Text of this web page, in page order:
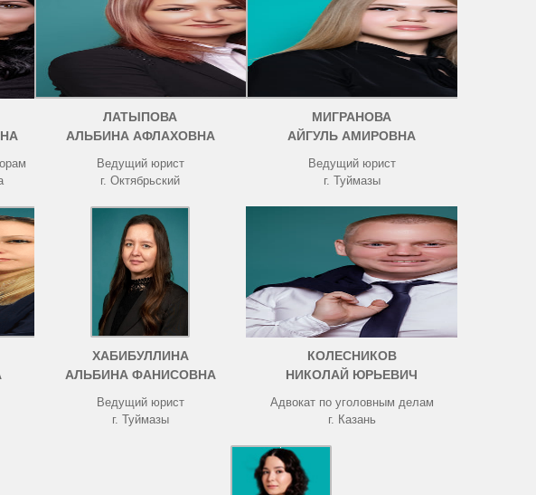
ЛАТЫПОВА
АЛЬБИНА АФЛАХОВНА
Ведущий юрист
г. Октябрьский
МИГРАНОВА
АЙГУЛЬ АМИРОВНА
Ведущий юрист
г. Туймазы
ХАБИБУЛЛИНА
АЛЬБИНА ФАНИСОВНА
Ведущий юрист
г. Туймазы
КОЛЕСНИКОВ
НИКОЛАЙ ЮРЬЕВИЧ
Адвокат по уголовным делам
г. Казань